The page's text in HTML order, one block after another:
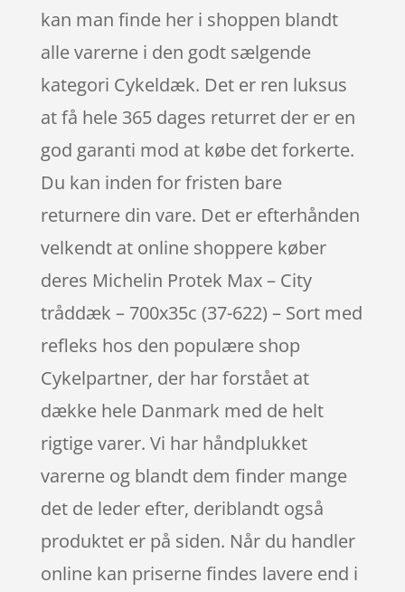
kan man finde her i shoppen blandt
alle varerne i den godt sælgende
kategori Cykeldæk. Det er ren luksus
at få hele 365 dages returret der er en
god garanti mod at købe det forkerte.
Du kan inden for fristen bare
returnere din vare. Det er efterhånden
velkendt at online shoppere køber
deres Michelin Protek Max – City
tråddæk – 700x35c (37-622) – Sort med
refleks hos den populære shop
Cykelpartner, der har forstået at
dække hele Danmark med de helt
rigtige varer. Vi har håndplukket
varerne og blandt dem finder mange
det de leder efter, deriblandt også
produktet er på siden. Når du handler
online kan priserne findes lavere end i